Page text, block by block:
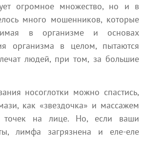
огромное множество, но и в
много мошенников, которые
в организме и основах
организма в целом, пытаются
людей, при том, за большие
носоглотки можно спастись,
как «звездочка» и массажем
точек на лице. Но, если ваши
лимфа загрязнена и еле-еле